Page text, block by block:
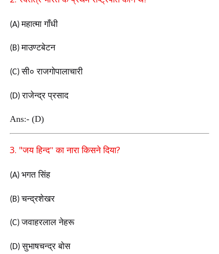
(A)महात्मा गाँधी
(B)माउण्टबेटन
(C)सी० राजगोपालाचारी
(D)राजेन्द्र प्रसाद
Ans:- (D)
3. "जय हिन्द" का नारा किसने दिया?
(A) भगत सिंह
(B)चन्द्रशेखर
(C)जवाहरलाल नेहरू
(D)सुभाषचन्द्र बोस